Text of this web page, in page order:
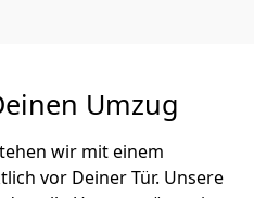
Umzug
wir mit einem
vor Deiner Tür. Unsere